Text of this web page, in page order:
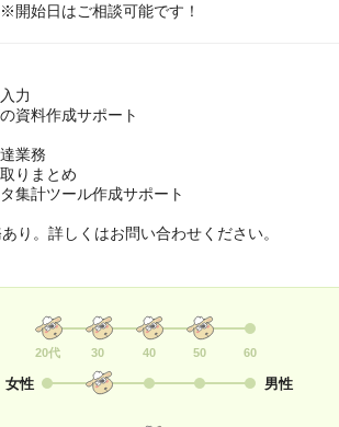
開始日はご相談可能です！
力
資料作成サポート
業務
りまとめ
集計ツール作成サポート
り。詳しくはお問い合わせください。
20代 30 40 50 60
女性 男性